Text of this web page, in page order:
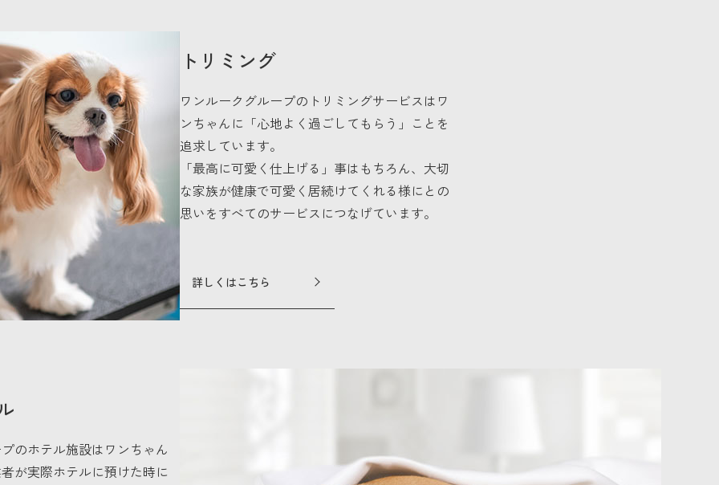
トリミング
ワンルークグループのトリミングサービスはワ
ンちゃんに「心地よく過ごしてもらう」ことを
追求しています。
「最高に可愛く仕上げる」事はもちろん、大切
な家族が健康で可愛く居続けてくれる様にとの
思いをすべてのサービスにつなげています。
詳しくはこちら
のホテル施設はワンちゃん
が実際ホテルに預けた時に